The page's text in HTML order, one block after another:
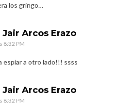
los gringo…
Arcos Erazo
8:32 PM
espiar a otro lado!!! ssss
Arcos Erazo
8:32 PM